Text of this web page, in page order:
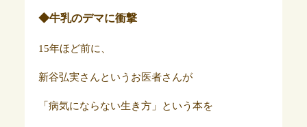
◆牛乳のデマに衝撃
15年ほど前に、
新谷弘実さんというお医者さんが
「病気にならない生き方」という本を